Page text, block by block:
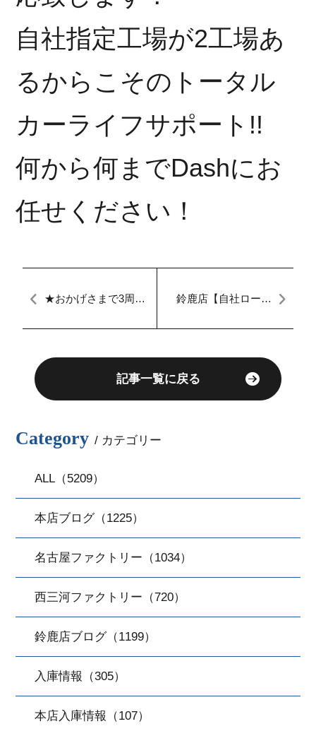
自社指定工場が2工場あ
るからこそのトータル
カーライフサポート!!
何から何までDashにお
任せください！
★おかげさまで3周年
社ローン Dash ダ
Ｅ
鈴鹿店【自社ローン
い
記事一覧に戻る
Category / カテゴリー
ALL（5209）
本店ブログ（1225）
名古屋ファクトリー（1034）
西三河ファクトリー（720）
鈴鹿店ブログ（1199）
入庫情報（305）
本店入庫情報（107）